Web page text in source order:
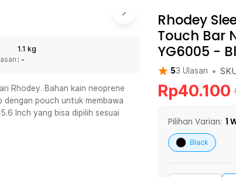
Sabtu - Minggu/ Libur Nasional (08:00 - 17:00) Selengkapnya
Minggu/Libur Nasional (12:00-20:00), Tutup pada Idul Fitri
Minggu/Libur Nasional (12:00-20:00), Tutup pada Idul Fitri
- 20:00), Sabtu - Minggu (08:00 - 20:00), Tutup pada Idul Fitri
Sabtu - Minggu/ Libur Nasional (08:00 - 17:00) Selengkapnya
1.1 kg
: -
Rhodey. Bahan kain neoprene
pouch untuk membawa
Inch yang bisa dipilih sesuai
Rhodey
Touch Bar
YG6005 -
53 Ulasan •
Rp40.100
Pilihan Varian: 1
Black